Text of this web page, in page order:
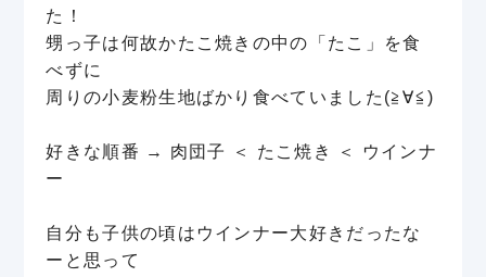
た！
甥っ子は何故かたこ焼きの中の「たこ」を食
べずに
周りの小麦粉生地ばかり食べていました(≧∀≦)
好きな順番 → 肉団子 ＜ たこ焼き ＜ ウインナ
ー
自分も子供の頃はウインナー大好きだったな
ーと思って